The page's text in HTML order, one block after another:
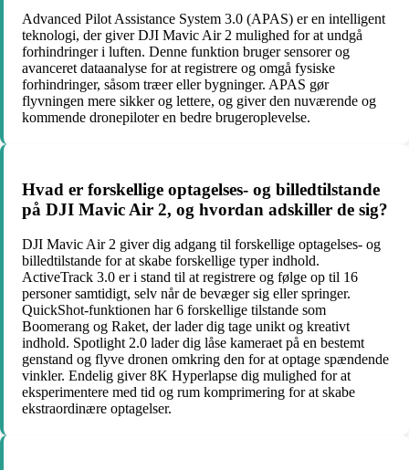
Advanced Pilot Assistance System 3.0 (APAS) er en intelligent
teknologi, der giver DJI Mavic Air 2 mulighed for at undgå
forhindringer i luften. Denne funktion bruger sensorer og
avanceret dataanalyse for at registrere og omgå fysiske
forhindringer, såsom træer eller bygninger. APAS gør
flyvningen mere sikker og lettere, og giver den nuværende og
kommende dronepiloter en bedre brugeroplevelse.
Hvad er forskellige optagelses- og billedtilstande
på DJI Mavic Air 2, og hvordan adskiller de sig?
DJI Mavic Air 2 giver dig adgang til forskellige optagelses- og
billedtilstande for at skabe forskellige typer indhold.
ActiveTrack 3.0 er i stand til at registrere og følge op til 16
personer samtidigt, selv når de bevæger sig eller springer.
QuickShot-funktionen har 6 forskellige tilstande som
Boomerang og Raket, der lader dig tage unikt og kreativt
indhold. Spotlight 2.0 lader dig låse kameraet på en bestemt
genstand og flyve dronen omkring den for at optage spændende
vinkler. Endelig giver 8K Hyperlapse dig mulighed for at
eksperimentere med tid og rum komprimering for at skabe
ekstraordinære optagelser.